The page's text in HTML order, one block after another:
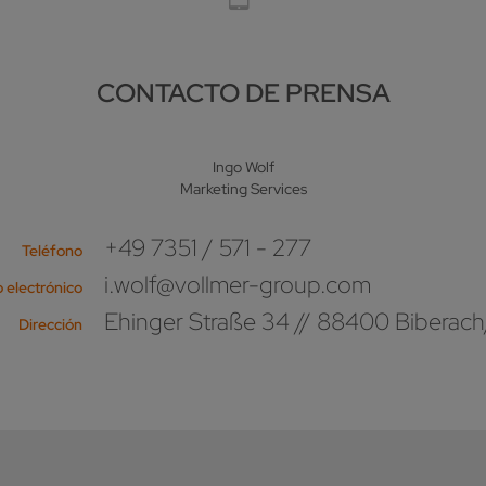
CONTACTO DE PRENSA
Ingo Wolf
Marketing Services
Teléfono +49 7351 / 571 - 277
electrónico i.wolf@vollmer-group.com
Dirección Ehinger Straße 34 // 88400